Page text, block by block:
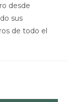
desde
sus
de todo el